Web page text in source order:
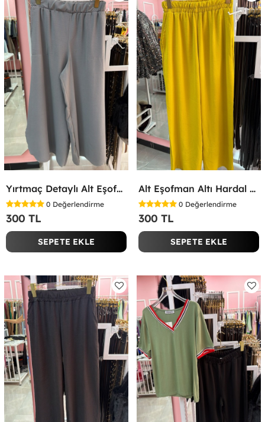
Yırtmaç Detaylı Alt Eşofman Altı Gri
0 Değerlendirme
300 TL
SEPETE EKLE
Alt Eşofman Altı Hardal Sarısı
0 Değerlendirme
300 TL
SEPETE EKLE